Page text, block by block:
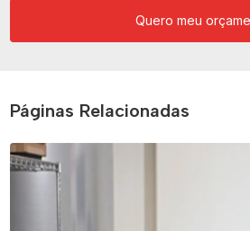
Quero meu
Páginas Relacionadas